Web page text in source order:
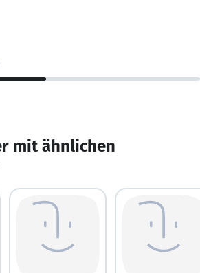
mit ähnlichen